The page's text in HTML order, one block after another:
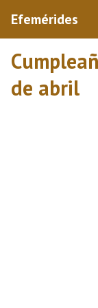
Efemérides
de abril